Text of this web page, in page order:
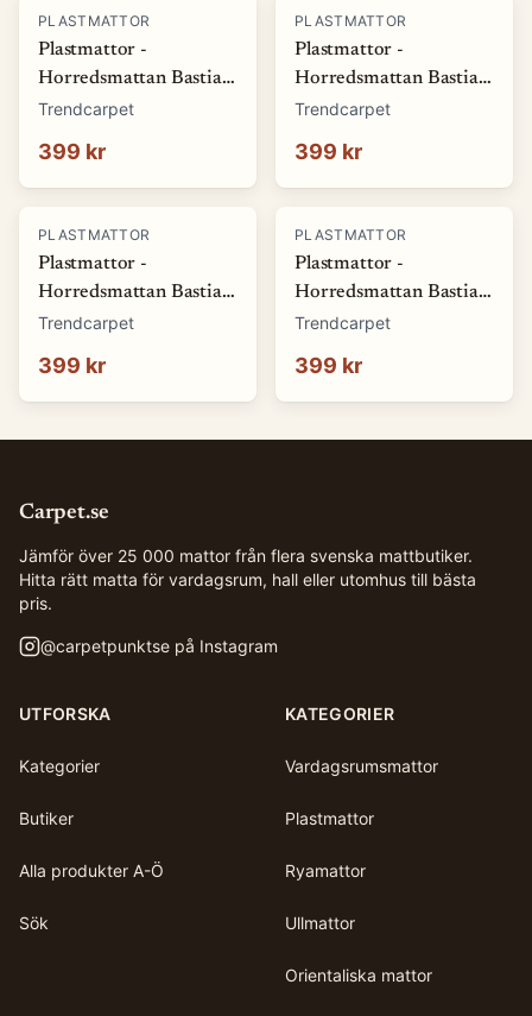
PLASTMATTOR
Plastmattor -
Horredsmattan Bastian
(grön) (Storlek: 70 x 50
Trendcarpet
399 kr
PLASTMATTOR
Plastmattor -
Horredsmattan Bastian
(röd) (Storlek: 70 x 50
Trendcarpet
399 kr
PLASTMATTOR
Plastmattor -
Horredsmattan Bastian
(blå) (Storlek: 70 x 50
Trendcarpet
399 kr
PLASTMATTOR
Plastmattor -
Horredsmattan Bastian
(brun) (Storlek: 70 x 50
Trendcarpet
399 kr
Carpet.se
Jämför över 25 000 mattor från flera svenska mattbutiker.
Hitta rätt matta för vardagsrum, hall eller utomhus till bästa
pris.
@carpetpunktse på Instagram
UTFORSKA
Kategorier
Butiker
Alla produkter A-Ö
Sök
KATEGORIER
Vardagsrumsmattor
Plastmattor
Ryamattor
Ullmattor
Orientaliska mattor